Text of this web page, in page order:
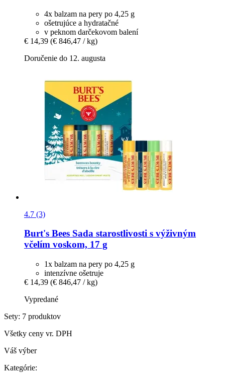
4x balzam na pery po 4,25 g
ošetrujúce a hydratačné
v peknom darčekovom balení
€ 14,39 (€ 846,47 / kg)
Doručenie do 12. augusta
4.7 (3)
Burt's Bees Sada starostlivosti s výživným
včelím voskom, 17 g
1x balzam na pery po 4,25 g
intenzívne ošetruje
€ 14,39 (€ 846,47 / kg)
Vypredané
Sety: 7 produktov
Všetky ceny vr. DPH
Váš výber
Kategórie: